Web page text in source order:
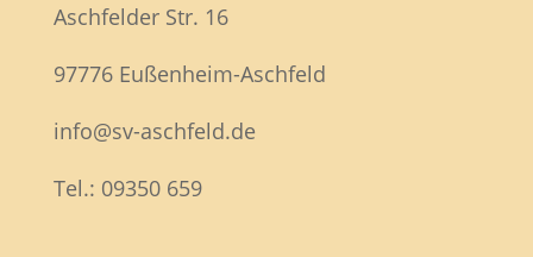
Aschfelder Str. 16
97776 Eußenheim-Aschfeld
info@sv-aschfeld.de
Tel.: 09350 659